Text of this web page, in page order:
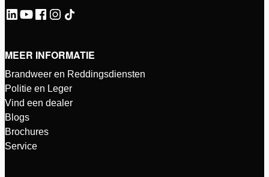
MEER INFORMATIE
Brandweer en Reddingsdiensten
Politie en Leger
Vind een dealer
Blogs
Brochures
Service